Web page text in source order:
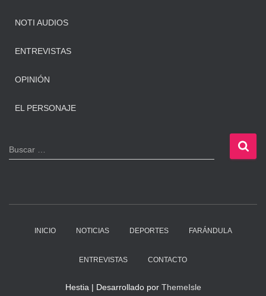
NOTI AUDIOS
ENTREVISTAS
OPINIÓN
EL PERSONAJE
B
u
Buscar …
INICIO NOTICIAS DEPORTES FARÁNDULA
ENTREVISTAS CONTACTO
Hestia | Desarrollado por ThemeIsle